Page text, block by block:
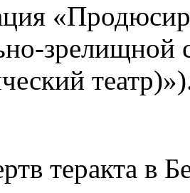
зрелищной
теракта в